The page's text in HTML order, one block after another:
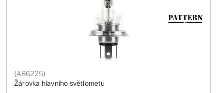
Žárovka hlavního světlometu
(AB6225)